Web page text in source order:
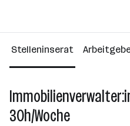
Wien
Stelleninserat
30h/Woche